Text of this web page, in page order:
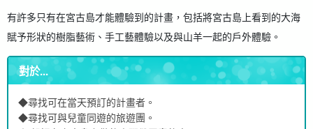
有許多只有在宮古島才能體驗到的計畫，包括將宮古島上看到的大海
賦予形狀的樹脂藝術、手工藝體驗以及與山羊一起的戶外體驗。
對於...
◆尋找可在當天預訂的計畫者。
◆尋找可與兒童同遊的旅遊團。